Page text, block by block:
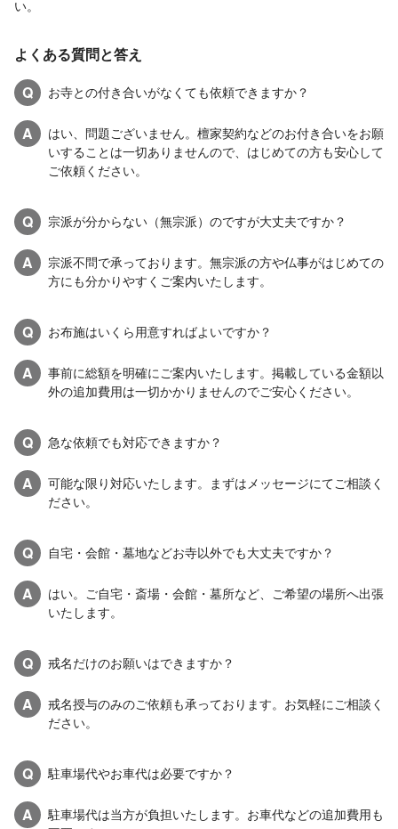
い。
よくある質問と答え
Q
お寺との付き合いがなくても依頼できますか？
A
はい、問題ございません。檀家契約などのお付き合いをお願
いすることは一切ありませんので、はじめての方も安心して
ご依頼ください。
Q 宗派が分からない（無宗派）のですが大丈夫ですか？
A
宗派不問で承っております。無宗派の方や仏事がはじめての
方にも分かりやすくご案内いたします。
Q お布施はいくら用意すればよいですか？
A
事前に総額を明確にご案内いたします。掲載している金額以
外の追加費用は一切かかりませんのでご安心ください。
Q 急な依頼でも対応できますか？
A
可能な限り対応いたします。まずはメッセージにてご相談く
ださい。
Q 自宅・会館・墓地などお寺以外でも大丈夫ですか？
A
はい。ご自宅・斎場・会館・墓所など、ご希望の場所へ出張
いたします。
Q 戒名だけのお願いはできますか？
A
戒名授与のみのご依頼も承っております。お気軽にご相談く
ださい。
Q 駐車場代やお車代は必要ですか？
A
駐車場代は当方が負担いたします。お車代などの追加費用も